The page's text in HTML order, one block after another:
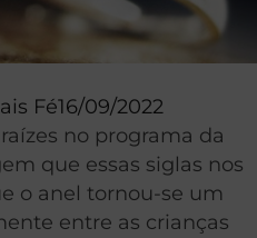
Fé16/09/2022
no programa da
que essas siglas nos
o anel tornou-se um
entre as crianças